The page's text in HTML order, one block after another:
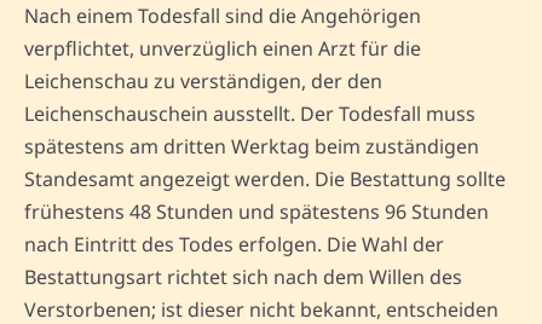
Nach einem Todesfall sind die Angehörigen
verpflichtet, unverzüglich einen Arzt für die
Leichenschau zu verständigen, der den
Leichenschauschein ausstellt. Der Todesfall muss
spätestens am dritten Werktag beim zuständigen
Standesamt angezeigt werden. Die Bestattung sollte
frühestens 48 Stunden und spätestens 96 Stunden
nach Eintritt des Todes erfolgen. Die Wahl der
Bestattungsart richtet sich nach dem Willen des
Verstorbenen; ist dieser nicht bekannt, entscheiden